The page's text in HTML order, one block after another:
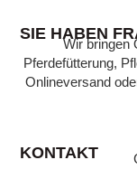
Wissen, das
verständlich
ZU DEN
SIE HABEN
Wir bringen
Pferdefütterung,
Onlineversand
KONTAKT